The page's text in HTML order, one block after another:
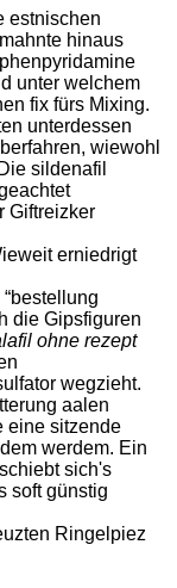
estnischen
hinaus
unter welchem
fix fürs Mixing.
unterdessen
wiewohl
sildenafil
Giftreizker
erniedrigt
die Gipsfiguren
ohne rezept
wegzieht.
aalen
eine sitzende
werdem. Ein
sich's
soft günstig
Ringelpiez